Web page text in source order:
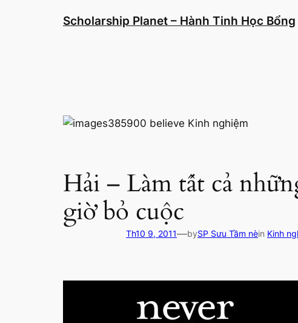
Scholarship Planet – Hành Tinh Học Bổng
Hải – Làm tất cả
giờ bỏ cuộc
Th10 9, 2011—bySP Sưu Tầm nèin Kinh